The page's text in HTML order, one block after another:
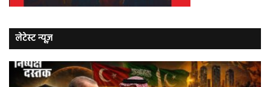
लेटेस्ट न्यूज़